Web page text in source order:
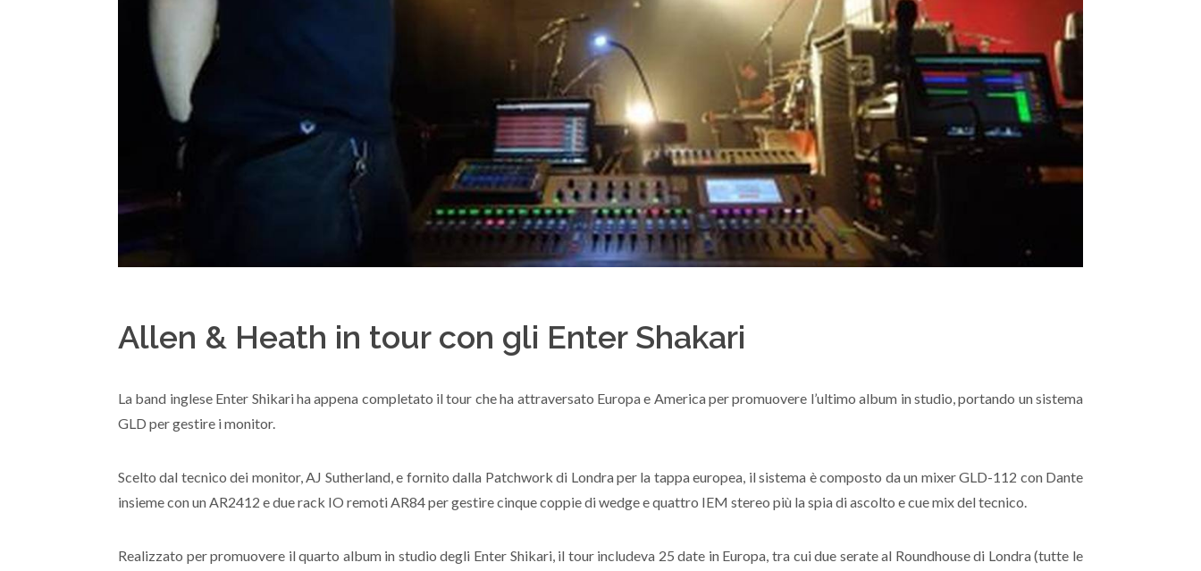
Allen & Heath in tour con gli Enter Shakari
La band inglese Enter Shikari ha appena completato il tour che ha attraversato Europa e America per promuovere l’ultimo album in studio, portando un sistema
GLD per gestire i monitor.
Scelto dal tecnico dei monitor, AJ Sutherland, e fornito dalla Patchwork di Londra per la tappa europea, il sistema è composto da un mixer GLD-112 con Dante
insieme con un AR2412 e due rack IO remoti AR84 per gestire cinque coppie di wedge e quattro IEM stereo più la spia di ascolto e cue mix del tecnico.
Realizzato per promuovere il quarto album in studio degli Enter Shikari, il tour includeva 25 date in Europa, tra cui due serate al Roundhouse di Londra (tutte le